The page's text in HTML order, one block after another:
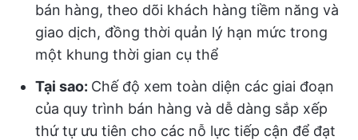
bán hàng, theo dõi khách hàng tiềm năng và
giao dịch, đồng thời quản lý hạn mức trong
một khung thời gian cụ thể
Tại sao: Chế độ xem toàn diện các giai đoạn
của quy trình bán hàng và dễ dàng sắp xếp
thứ tự ưu tiên cho các nỗ lực tiếp cận để đạt